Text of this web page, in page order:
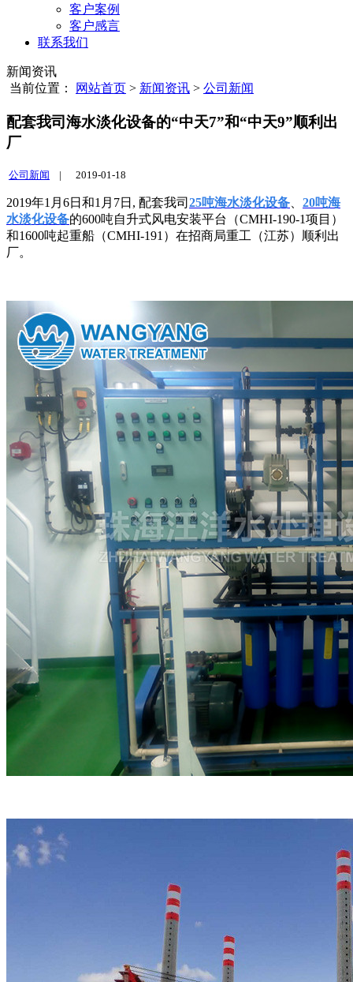
客户案例
客户感言
联系我们
新闻资讯
当前位置：
网站首页 > 新闻资讯 > 公司新闻
配套我司海水淡化设备的“中天7”和“中天9”顺利出
厂
公司新闻 | 2019-01-18
2019年1月6日和1月7日, 配套我司 25吨海水淡化设备、 20吨海
水淡化设备的600吨自升式风电安装平台（CMHI-190-1项目）
和1600吨起重船（CMHI-191）在招商局重工（江苏）顺利出
厂。